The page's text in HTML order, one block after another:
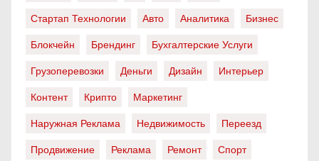
Стартап Технологии
Авто Аналитика
Бизнес
Блокчейн
Брендинг
Бухгалтерские Услуги
Грузоперевозки
Деньги Дизайн
Интерьер
Контент
Крипто
Маркетинг
Наружная Реклама
Недвижимость
Переезд
Продвижение
Реклама Ремонт
Спорт